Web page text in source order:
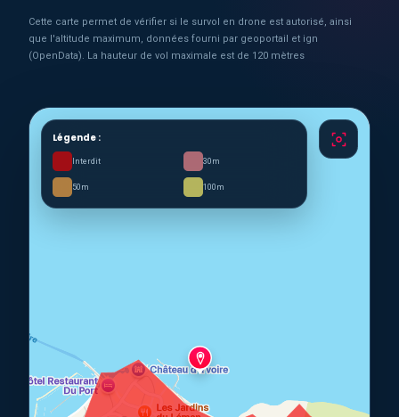
Cette carte permet de vérifier si le survol en drone est autorisé, ainsi
que l'altitude maximum, données fourni par geoportail et ign
(OpenData). La hauteur de vol maximale est de 120 mètres
Légende :
Interdit 30m
50m 100m